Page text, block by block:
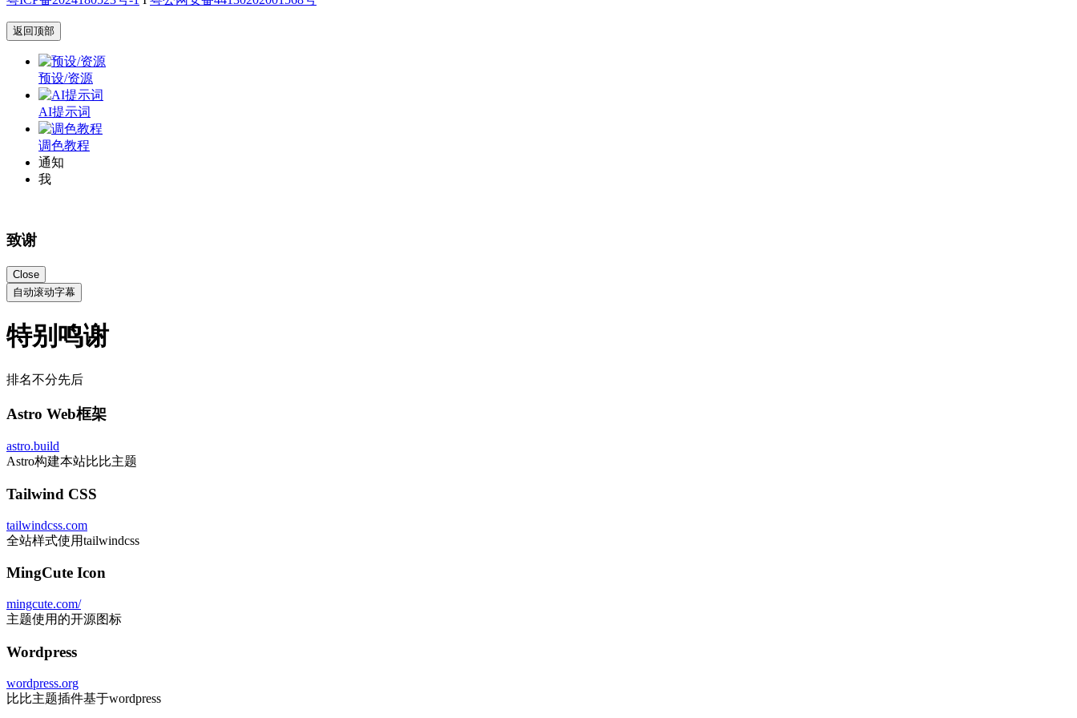
返回顶部
预设/资源
AI提示词
调色教程
通知
我
致谢
Close
自动滚动字幕
特别鸣谢
排名不分先后
Astro Web框架
astro.build
Astro构建本站比比主题
Tailwind CSS
tailwindcss.com
全站样式使用tailwindcss
MingCute Icon
mingcute.com/
主题使用的开源图标
Wordpress
wordpress.org
比比主题插件基于wordpress